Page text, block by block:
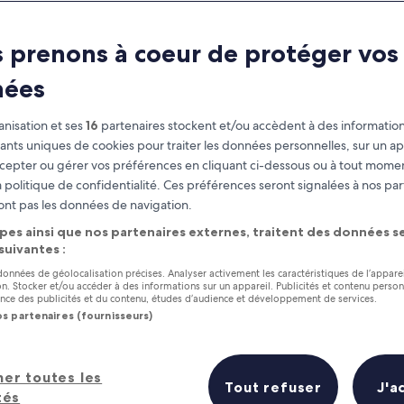
Gagnez des récompenses pour
chaque nuit séjournée
7 août - 9 août
5 meilleurs hôtels à proximité
prenons à coeur de protéger vos
et ses16 partenaires stockent et/ou accèdent à des
uniques de cookies pour traiter les données personnelles, sur un
ou gérer vos préférences en cliquant ci-dessous ou à tout
politique de confidentialité. Ces préférences seront signalées à nos
pas les données de navigation.
ainsi que nos partenaires externes, traitent des données
:
de géolocalisation précises. Analyser activement les caractéristiques de
Stocker et/ou accéder à des informations sur un appareil. Publicités et contenu
des publicités et du contenu, études d’audience et développement de services.
partenaires (fournisseurs)
toutes les
Tout refuser